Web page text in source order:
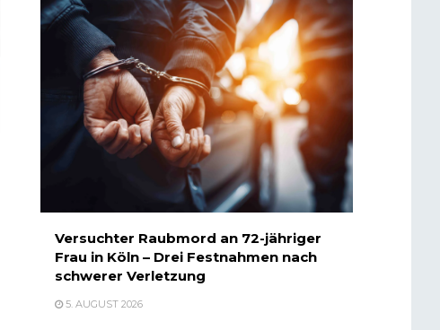
Versuchter Raubmord an 72-jähriger
Frau in Köln – Drei Festnahmen nach
schwerer Verletzung
5. AUGUST 2026